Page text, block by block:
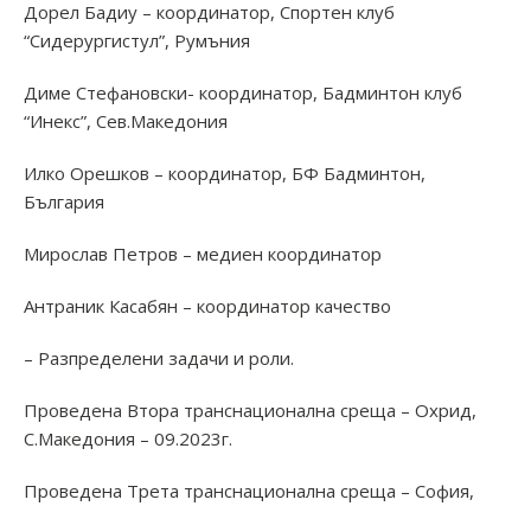
Дорел Бадиу – координатор, Спортен клуб
“Сидерургистул”, Румъния
Диме Стефановски- координатор, Бадминтон клуб
“Инекс”, Сев.Македония
Илко Орешков – координатор, БФ Бадминтон,
България
Мирослав Петров – медиен координатор
Антраник Касабян – координатор качество
– Разпределени задачи и роли.
Проведена Втора транснационална среща – Охрид,
С.Македония – 09.2023г.
Проведена Трета транснационална среща – София,